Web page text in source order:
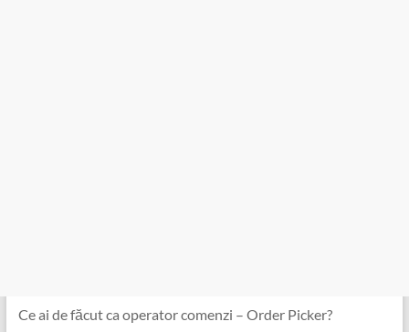
Ce ai de făcut ca operator comenzi – Order Picker?